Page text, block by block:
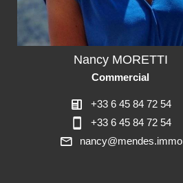
Nancy MORETTI
Commercial
+33 6 45 84 72 54
+33 6 45 84 72 54
nancy@mendes.immo